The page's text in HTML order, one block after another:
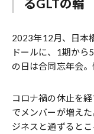
るGLTの輪
2023年12月、日本
ドールに、1期から
の日は合同忘年会
コロナ禍の休止を
でメンバーが増え
ジネスと通ずると